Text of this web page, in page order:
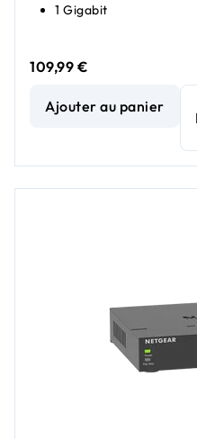
1 Gigabit
109,99 €
NETGEAR (GS305EPP)
Ajouter au panier